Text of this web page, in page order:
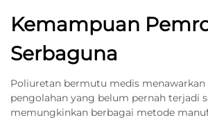
Kemampuan
Serbaguna
Poliuretan bermutu medis
pengolahan yang belum pernah terjadi
memungkinkan berbagai metode